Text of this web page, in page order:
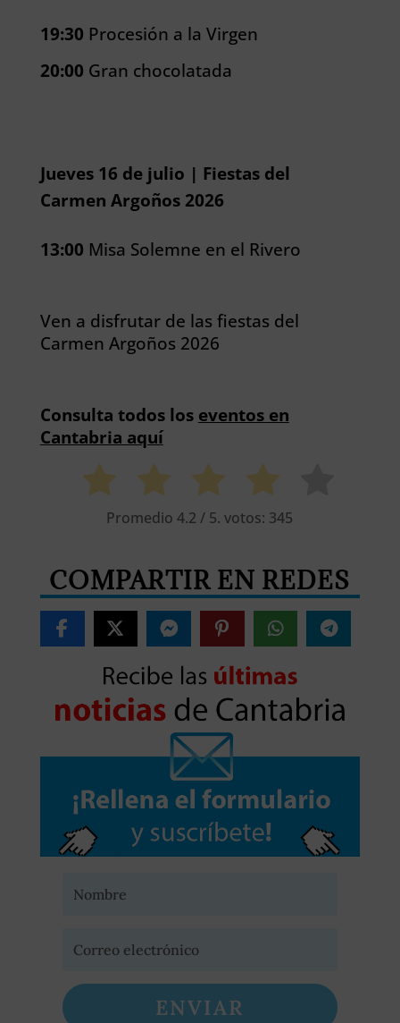
19:30 Procesión a la Virgen
20:00 Gran chocolatada
Jueves 16 de julio | Fiestas del
Carmen Argoños 2026
13:00 Misa Solemne en el Rivero
Ven a disfrutar de las fiestas del
Carmen Argoños 2026
Consulta todos los eventos en
Cantabria aquí
Promedio4.2 / 5. votos: 345
COMPARTIR EN REDES
ENVIAR